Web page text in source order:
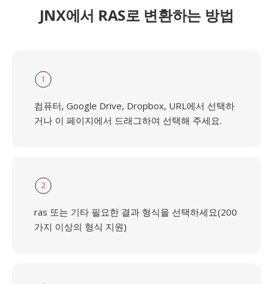
JNX에서 RAS로 변환하는 방법
1
컴퓨터, Google Drive, Dropbox, URL에서 선택하
거나 이 페이지에서 드래그하여 선택해 주세요.
2
ras 또는 기타 필요한 결과 형식을 선택하세요(200
가지 이상의 형식 지원)